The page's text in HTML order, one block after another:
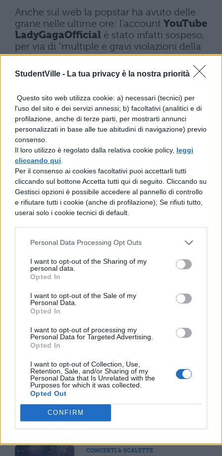
StudentVille - La tua privacy è la nostra priorità
Questo sito web utilizza cookie: a) necessari (tecnici) per
l'uso del sito e dei servizi annessi; b) facoltativi (analitici e di
profilazione, anche di terze parti, per mostrarti annunci
personalizzati in base alle tue abitudini di navigazione) previo
consenso.
Il loro utilizzo è regolato dalla relativa cookie policy, leggi
cliccando qui
Per il consenso ai cookies facoltativi puoi accettarli tutti
cliccando sul bottone Accetta tutti qui di seguito. Cliccando su
Gestisci opzioni è possibile accedere al pannello di controllo
e rifiutare tutti i cookie (anche di profilazione); Se rifiuti tutto,
userai solo i cookie tecnici di default.
Personal Data Processing Opt Outs
I want to opt-out of the Sharing of my
personal data.
Opted In
I want to opt-out of the Sale of my
Personal Data.
Opted In
I want to opt-out of processing my
Personal Data for Targeted Advertising.
Opted In
I want to opt-out of Collection, Use,
Retention, Sale, and/or Sharing of my
Personal Data that Is Unrelated with the
Purposes for which it was collected.
Opted Out
CONFIRM
Anche sul web la popstar ha avuto delle
grane nelle ultime ore: l’account YouTube
LadyGagaOfficial è stato infatti sospeso,
per via di "multiple e gravi violazioni della
politica sul copyright di YouTube". La
cantante americana avrebbe inserito un
video di circa dieci minuti contenente la
programma tv giapponese, ma società che
cura la trasmissione – Media Interactive –
non ha gradito la presenza su Youtube del
video estratto dal loro programma e
chiesto la rimozione invocando una
violazione dei diritti d’autore. L’account è
stato ripristinato soltanto poche ore fa.
TI POTREBBE INTERESSARE
NEWS LIFESTYLE
minori di 15 anni dal 1°
settembre: come
dell'età
Oltre uno studente su
sei a rischio: l'allarme
e social nella
CONCERTI & SCALETTE